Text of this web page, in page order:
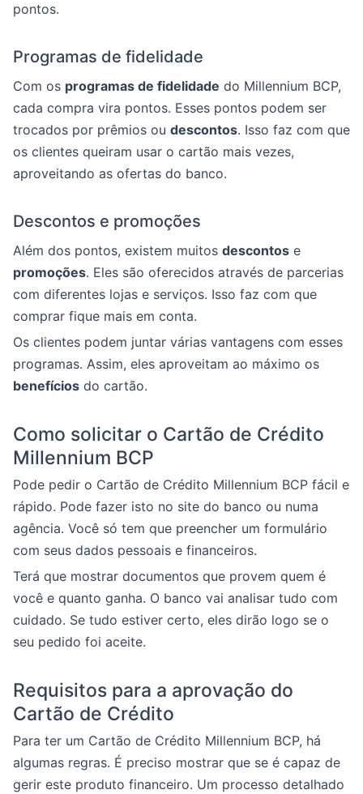
pontos.
Programas de fidelidade
Com os programas de fidelidade do Millennium BCP,
cada compra vira pontos. Esses pontos podem ser
trocados por prêmios ou descontos. Isso faz com que
os clientes queiram usar o cartão mais vezes,
aproveitando as ofertas do banco.
Descontos e promoções
Além dos pontos, existem muitos descontos e
promoções. Eles são oferecidos através de parcerias
com diferentes lojas e serviços. Isso faz com que
comprar fique mais em conta.
Os clientes podem juntar várias vantagens com esses
programas. Assim, eles aproveitam ao máximo os
benefícios do cartão.
Como solicitar o Cartão de Crédito
Millennium BCP
Pode pedir o Cartão de Crédito Millennium BCP fácil e
rápido. Pode fazer isto no site do banco ou numa
agência. Você só tem que preencher um formulário
com seus dados pessoais e financeiros.
Terá que mostrar documentos que provem quem é
você e quanto ganha. O banco vai analisar tudo com
cuidado. Se tudo estiver certo, eles dirão logo se o
seu pedido foi aceite.
Requisitos para a aprovação do
Cartão de Crédito
Para ter um Cartão de Crédito Millennium BCP, há
algumas regras. É preciso mostrar que se é capaz de
gerir este produto financeiro. Um processo detalhado